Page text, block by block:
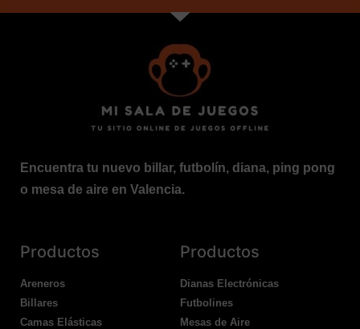
Encuentra tu nuevo billar, futbolín, diana, ping pong
o mesa de aire en Valencia.
Productos
Areneros
Billares
Camas Elásticas
Productos
Dianas Electrónicas
Futbolines
Mesas de Aire